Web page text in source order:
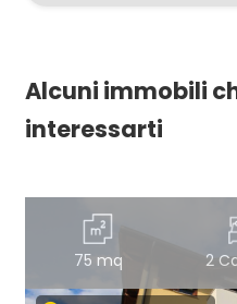
Alcuni immobili
interessarti
75 mq 2